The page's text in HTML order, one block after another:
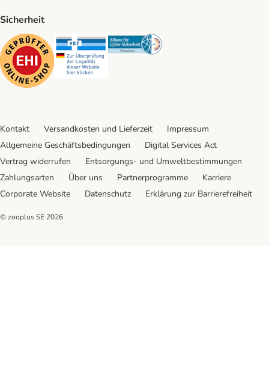
Sicherheit
Security Security Security
Kontakt Versandkosten und Lieferzeit
Impressum
Allgemeine Geschäftsbedingungen
Digital Services Act
Vertrag widerrufen
Entsorgungs- und Umweltbestimmungen
Zahlungsarten
Über uns Partnerprogramme
Karriere
Corporate Website
Datenschutz Erklärung zur Barrierefreiheit
© zooplus SE 2026